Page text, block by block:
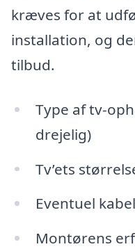
kræves for at
installation, og
tilbud.
Type af tv-
drejelig)
Tv’ets
Eventuel
Montørens